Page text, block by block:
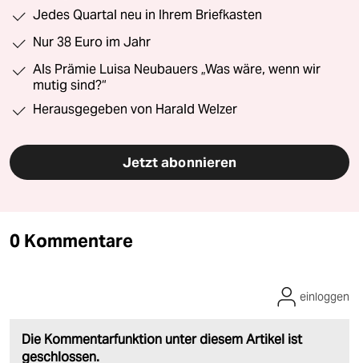
Jedes Quartal neu in Ihrem Briefkasten
Nur 38 Euro im Jahr
Als Prämie Luisa Neubauers „Was wäre, wenn wir
mutig sind?“
Herausgegeben von Harald Welzer
Jetzt abonnieren
0 Kommentare
Die Kommentarfunktion unter diesem Artikel ist
geschlossen.
einloggen